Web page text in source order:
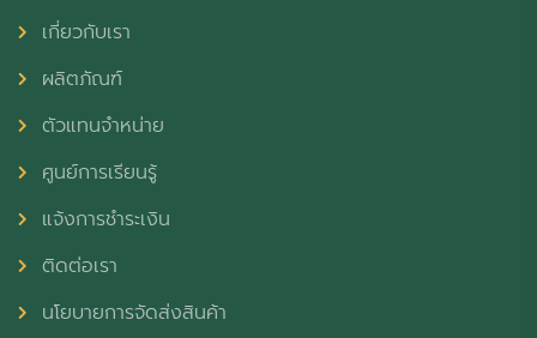
เกี่ยวกับเรา
ผลิตภัณฑ์
ตัวแทนจำหน่าย
ศูนย์การเรียนรู้
แจ้งการชำระเงิน
ติดต่อเรา
นโยบายการจัดส่งสินค้า